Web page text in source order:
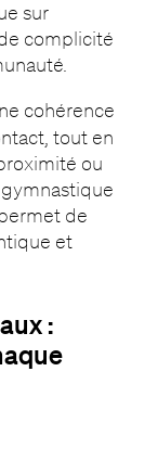
sur
complicité
cohérence
tout en
ou
de
et
: